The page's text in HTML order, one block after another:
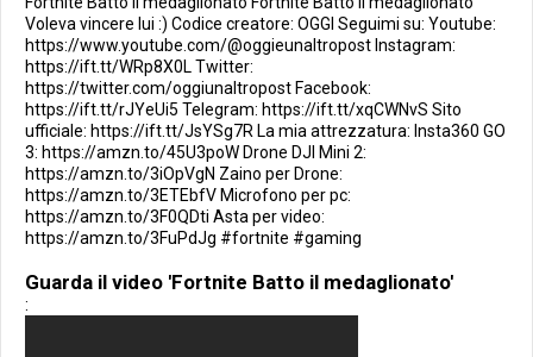
Voleva vincere lui :) Codice creatore: OGGI Seguimi su: Youtube:
https://www.youtube.com/@oggieunaltropost Instagram:
https://ift.tt/WRp8X0L Twitter:
https://twitter.com/oggiunaltropost Facebook:
https://ift.tt/rJYeUi5 Telegram: https://ift.tt/xqCWNvS Sito
ufficiale: https://ift.tt/JsYSg7R La mia attrezzatura: Insta360 GO
3: https://amzn.to/45U3poW Drone DJI Mini 2:
https://amzn.to/3iOpVgN Zaino per Drone:
https://amzn.to/3ETEbfV Microfono per pc:
https://amzn.to/3F0QDti Asta per video:
https://amzn.to/3FuPdJg #fortnite #gaming
Guarda il video 'Fortnite Batto il medaglionato'
: